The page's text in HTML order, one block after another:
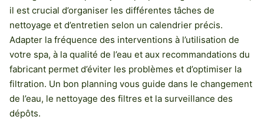
il est crucial d’organiser les différentes tâches de
nettoyage et d’entretien selon un calendrier précis.
Adapter la fréquence des interventions à l’utilisation de
votre spa, à la qualité de l’eau et aux recommandations du
fabricant permet d’éviter les problèmes et d’optimiser la
filtration. Un bon planning vous guide dans le changement
de l’eau, le nettoyage des filtres et la surveillance des
dépôts.